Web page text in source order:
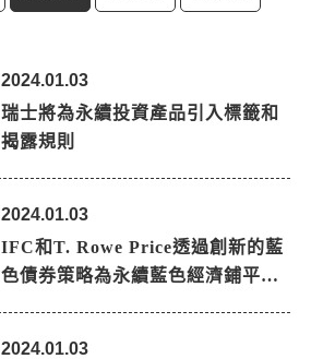
2024.01.03
瑞士將為永續投資產品引入標籤和
揭露規則
2024.01.03
IFC和T. Rowe Price透過創新的藍
色債券策略為永續藍色經濟鋪平…
2024.01.03